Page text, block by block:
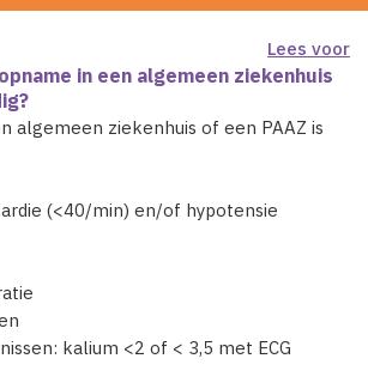
Lees voor
in een algemeen ziekenhuis
algemeen ziekenhuis of een PAAZ is
(<40/min) en/of hypotensie
kalium <2 of < 3,5 met ECG